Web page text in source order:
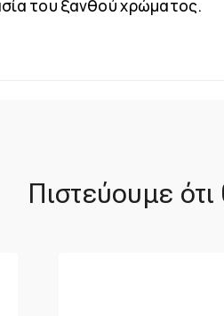
του ξανθού χρώματος.
Πιστεύουμε